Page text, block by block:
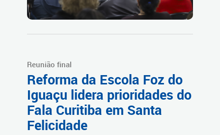
Reunião final
Reforma da Escola Foz do
Iguaçu lidera prioridades do
Fala Curitiba em Santa
Felicidade